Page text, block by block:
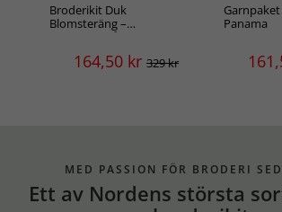
Broderikit Duk
Blomsteräng –
korsstygn på aidaväv
164,50 kr 329 kr
Panama
MED PASSION FÖR BRODERI
Ett av Nordens största